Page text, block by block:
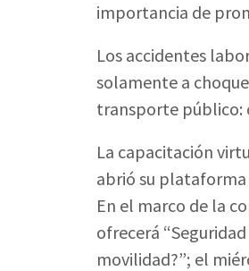
importancia de
Los accidentes
solamente a
transporte público:
La capacitación
abrió su plataforma
En el marco de la
ofrecerá
movilidad?”; el